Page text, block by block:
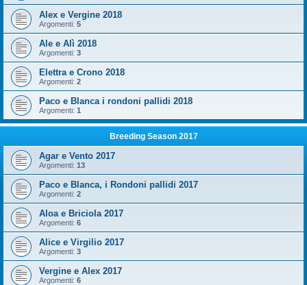
Alex e Vergine 2018
Argomenti: 5
Ale e Alì 2018
Argomenti: 3
Elettra e Crono 2018
Argomenti: 2
Paco e Blanca i rondoni pallidi 2018
Argomenti: 1
Breeding Season 2017
Agar e Vento 2017
Argomenti: 13
Paco e Blanca, i Rondoni pallidi 2017
Argomenti: 2
Aloa e Briciola 2017
Argomenti: 6
Alice e Virgilio 2017
Argomenti: 3
Vergine e Alex 2017
Argomenti: 6